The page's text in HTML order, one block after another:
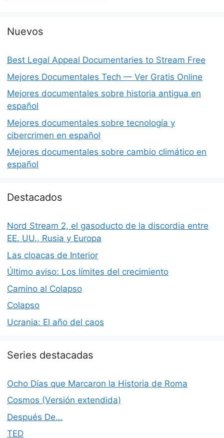
Nuevos
Best Legal Appeal Documentaries to Stream Free
Mejores Documentales Tech — Ver Gratis Online
Mejores documentales sobre historia antigua en
español
Mejores documentales sobre tecnología y
cibercrimen en español
Mejores documentales sobre cambio climático en
español
Destacados
Nord Stream 2, el gasoducto de la discordia entre
EE. UU., Rusia y Europa
Las cloacas de Interior
Último aviso: Los límites del crecimiento
Camino al Colapso
Colapso
Ucrania: El año del caos
Series destacadas
Ocho Días que Marcaron la Historia de Roma
Cosmos (Versión extendida)
Después De…
TED